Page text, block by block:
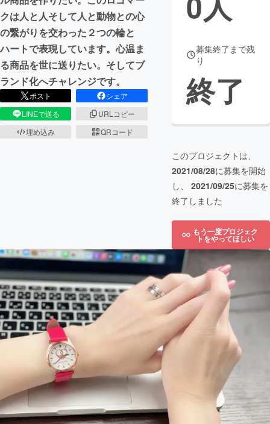
CAMPFIRE for Social Good
CAMPFIRE Creation
CAMPFIREふるさと納税
クは人と人そして人と動物との心
の繋がりを交わった２つの輪と
ハートで表現しています。心温ま
る商品を世に送りたい。そしてブ
ランド化へチャレンジです。
ポスト
シェア
LINEで送る
URLコピー
埋め込み
QRコード
募集終了まで残
り
終了
このプロジェクトは、
2021/08/28に募集を開始
し、 2021/09/25に募集を
終了しました
もう一度プロジェク
トをやってほしい